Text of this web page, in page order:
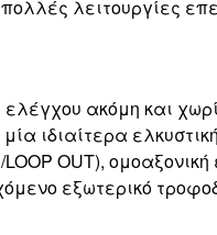
πολλές λειτουργίες
ακόμη και
ιδιαίτερα
OUT),
εξωτερικό